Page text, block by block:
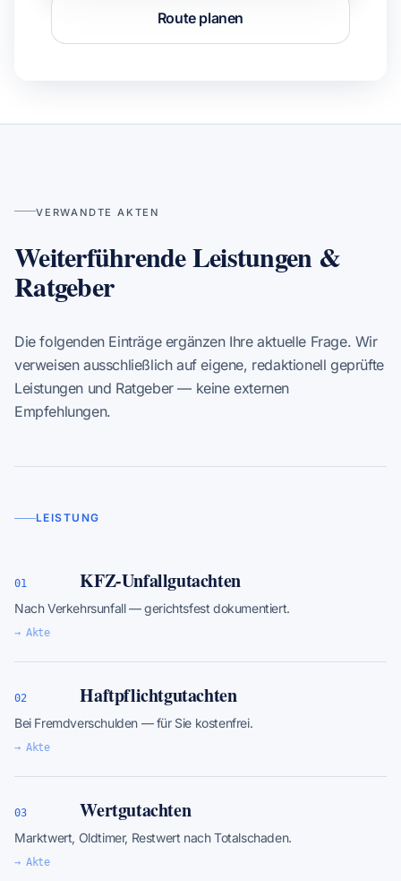
Route planen
VERWANDTE AKTEN
Weiterführende Leistungen &
Ratgeber
Die folgenden Einträge ergänzen Ihre aktuelle Frage. Wir
verweisen ausschließlich auf eigene, redaktionell geprüfte
Leistungen und Ratgeber — keine externen
Empfehlungen.
LEISTUNG
01 KFZ-Unfallgutachten
Nach Verkehrsunfall — gerichtsfest dokumentiert.
→ Akte
02 Haftpflichtgutachten
Bei Fremdverschulden — für Sie kostenfrei.
→ Akte
03 Wertgutachten
Marktwert, Oldtimer, Restwert nach Totalschaden.
→ Akte